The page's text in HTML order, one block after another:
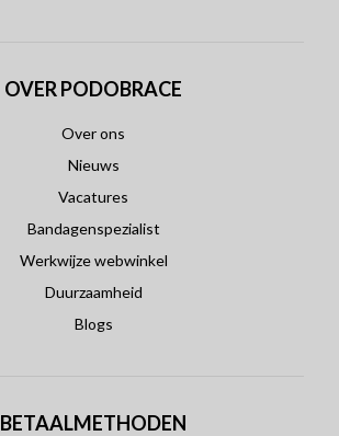
OVER PODOBRACE
Over ons
Nieuws
Vacatures
Bandagenspezialist
Werkwijze webwinkel
Duurzaamheid
Blogs
BETAALMETHODEN